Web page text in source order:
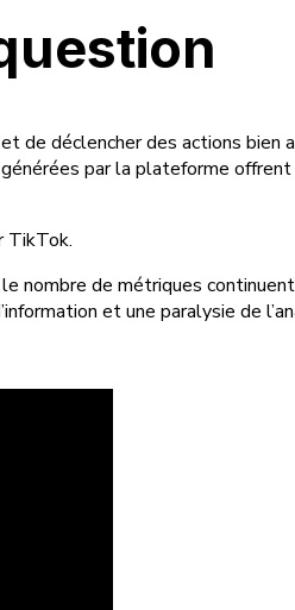
de déclencher des actions
par la plateforme
TikTok.
nombre de métriques
et une paralysie de